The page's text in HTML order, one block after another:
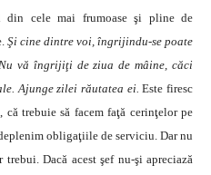
din cele mai frumoase şi pline de
Şi cine dintre voi, îngrijindu-se poate
vă îngrijiţi de ziua de mâine, căci
Ajunge zilei răutatea ei. Este firesc
că trebuie să facem faţă cerinţelor pe
obligaţiile de serviciu. Dar nu
Dacă acest şef nu-şi apreciază